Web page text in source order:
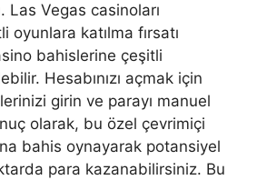
Las Vegas casinoları
oyunlara katılma fırsatı
bahislerine çeşitli
Hesabınızı açmak için
girin ve parayı manuel
olarak, bu özel çevrimiçi
bahis oynayarak potansiyel
para kazanabilirsiniz. Bu